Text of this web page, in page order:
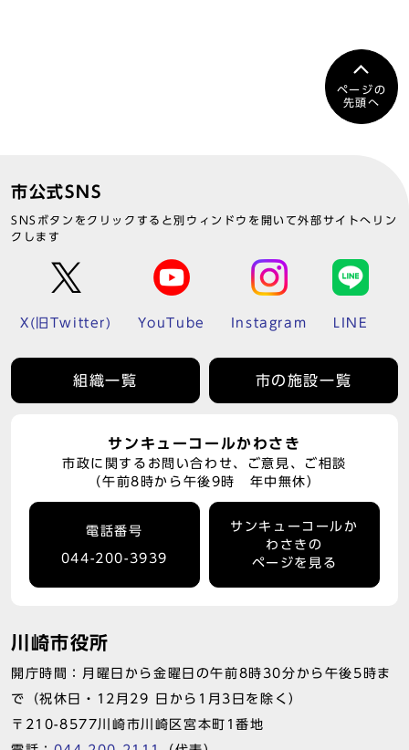
ページの
先頭へ
市公式SNS
SNSボタンをクリックすると別ウィンドウを開いて外部サイトへリン
クします
X(旧Twitter) YouTube Instagram LINE
組織一覧 市の施設一覧
サンキューコールかわさき
市政に関するお問い合わせ、ご意見、ご相談
（午前8時から午後9時 年中無休）
電話番号
044-200-3939
サンキューコールか
わさきの
ページを見る
川崎市役所
開庁時間：月曜日から金曜日の午前8時30分から午後5時ま
で（祝休日・12月29 日から1月3日を除く）
〒210-8577川崎市川崎区宮本町1番地